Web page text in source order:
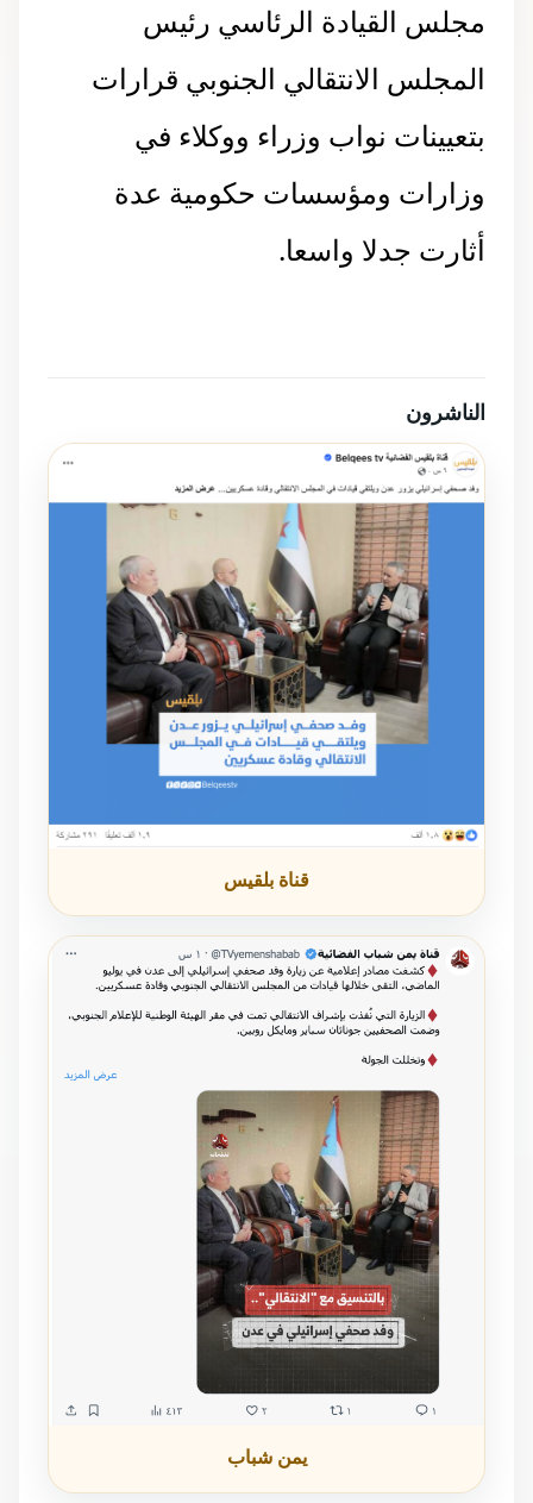
مجلس القيادة الرئاسي رئيس
المجلس الانتقالي الجنوبي قرارات
بتعيينات نواب وزراء ووكلاء في
وزارات ومؤسسات حكومية عدة
أثارت جدلا واسعا.
الناشرون
قناة بلقيس
يمن شباب